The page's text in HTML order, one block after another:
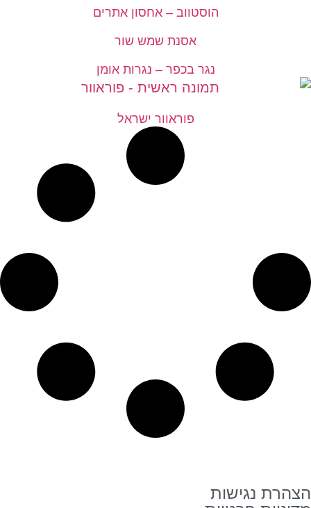
הוסטווב – אחסון אתרים
אסנת שמש שור
נגר בכפר – נגרות אומן
פוראוור ישראל
הצהרת נגישות